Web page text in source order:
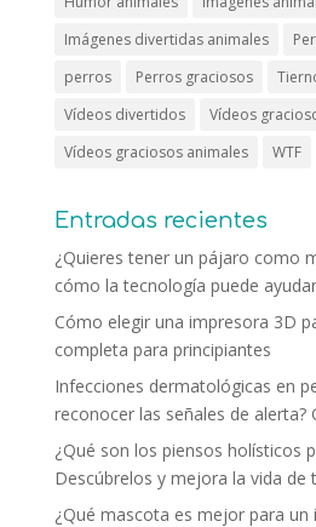
Imágenes divertidas animales
perros
Perros graciosos
Vídeos divertidos
Vídeos
Vídeos graciosos animales
WTF
Entradas recientes
¿Quieres tener un pájaro como
cómo la tecnología puede
Cómo elegir una impresora 3D
completa para principiantes
Infecciones dermatológicas en
reconocer las señales de alerta?
¿Qué son los piensos holísticos
Descúbrelos y mejora la vida de
¿Qué mascota es mejor para